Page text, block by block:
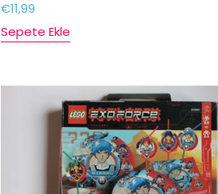
€11,99
Sepete Ekle